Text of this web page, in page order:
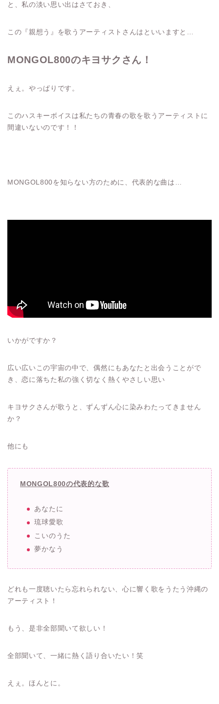
と、私の淡い思い出はさておき、
この『親想う』を歌うアーティストさんはといいますと…
MONGOL800のキヨサクさん！
えぇ。やっぱりです。
このハスキーボイスは私たちの青春の歌を歌うアーティストに
間違いないのです！！
MONGOL800を知らない方のために、代表的な曲は…
いかがですか？
広い広いこの宇宙の中で、偶然にもあなたと出会うことがで
き、恋に落ちた私の強く切なく熱くやさしい思い
キヨサクさんが歌うと、ずんずん心に染みわたってきません
か？
他にも
MONGOL800の代表的な歌
あなたに
琉球愛歌
こいのうた
夢かなう
どれも一度聴いたら忘れられない、心に響く歌をうたう沖縄の
アーティスト！
もう、是非全部聞いて欲しい！
全部聞いて、一緒に熱く語り合いたい！笑
えぇ。ほんとに。